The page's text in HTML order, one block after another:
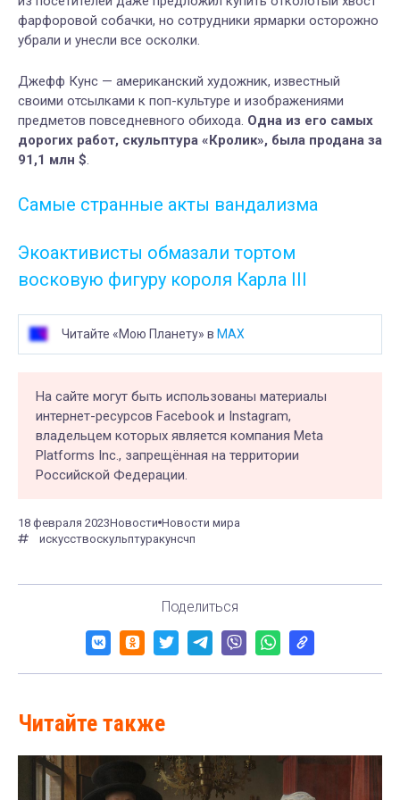
фарфоровой собачки, но сотрудники ярмарки осторожно
убрали и унесли все осколки.
Джефф Кунс — американский художник, известный
своими отсылками к поп-культуре и изображениями
предметов повседневного обихода. Одна из его самых
дорогих работ, скульптура «Кролик», была продана за
91,1 млн $.
Самые странные акты вандализма
Экоактивисты обмазали тортом
восковую фигуру короля Карла III
Читайте «Мою Планету» в MAX
На сайте могут быть использованы материалы
интернет-ресурсов Facebook и Instagram,
владельцем которых является компания Meta
Platforms Inc., запрещённая на территории
Российской Федерации.
18 февраля 2023Новости Новости мира
искусствоскульптуракунсчп
Поделиться
Читайте также